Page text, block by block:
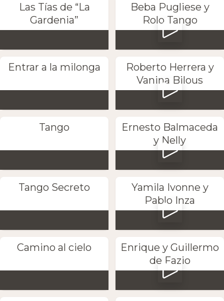
Las Tías de “La
Gardenia”
Beba Pugliese y
Rolo Tango
Entrar a la milonga
Roberto Herrera y
Vanina Bilous
Tango
Ernesto Balmaceda
y Nelly
Tango Secreto
Yamila Ivonne y
Pablo Inza
Camino al cielo
Enrique y Guillermo
de Fazio